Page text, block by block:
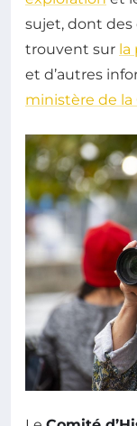
sujet, dont
trouvent sur la
et d’autres
ministère de la